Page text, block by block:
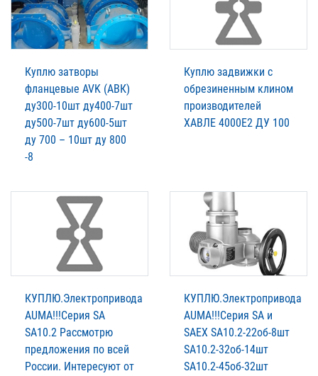
Куплю затворы
фланцевые AVK (АВК)
ду300-10шт ду400-7шт
ду500-7шт ду600-5шт
ду 700 – 10шт ду 800
-8
Куплю задвижки с
обрезиненным клином
производителей
XАВЛЕ 4000Е2 ДУ 100
КУПЛЮ.Электропривода
AUMА!!!Серия SA
SA10.2 Рассмотрю
предложения по всей
России. Интересуют от
КУПЛЮ.Электропривода
AUMА!!!Серия SA и
SAЕХ SA10.2-22об-8шт
SA10.2-32об-14шт
SA10.2-45об-32шт